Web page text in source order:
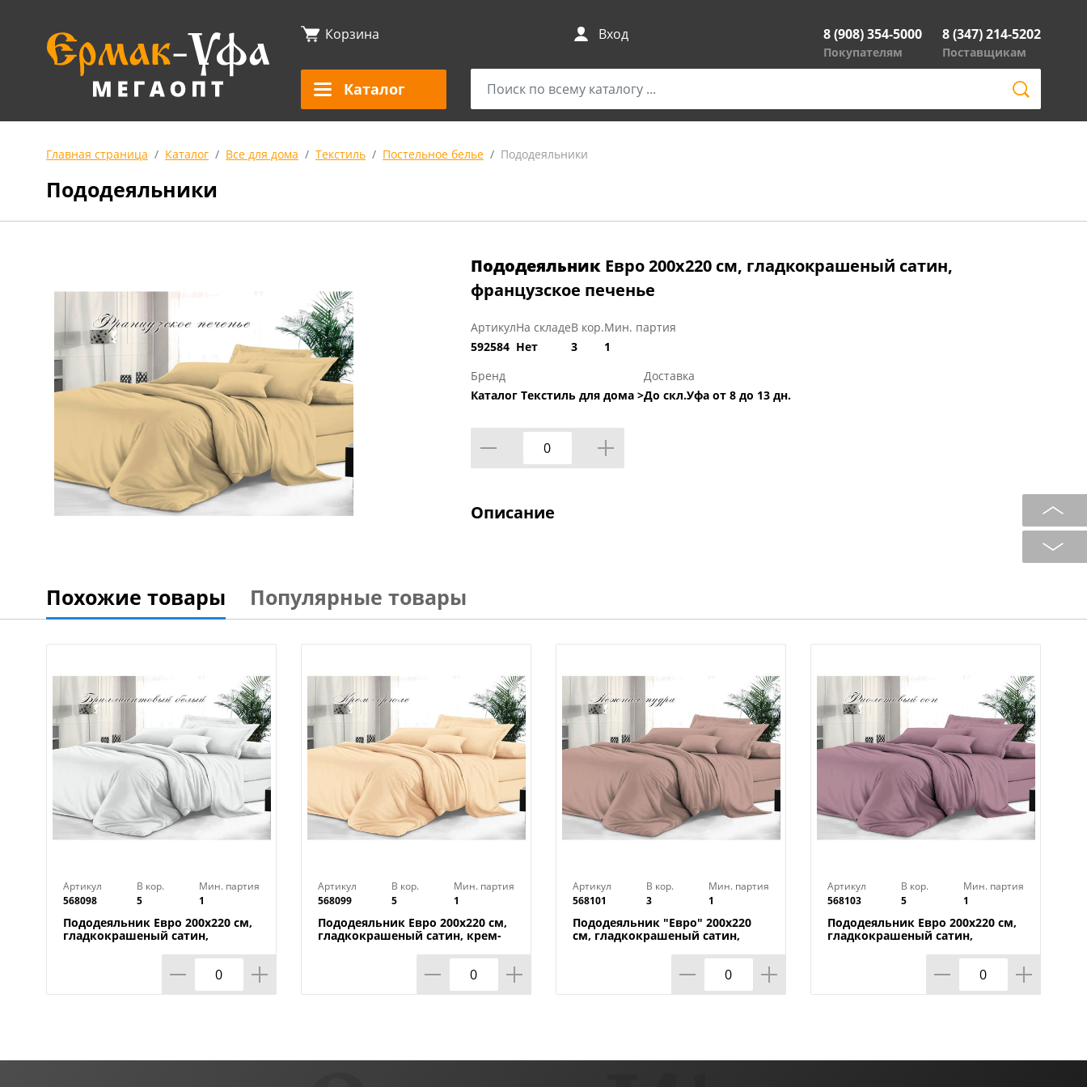
Корзина Вход 8 (908) 354-5000
Покупателям
8 (347) 214-5202
Поставщикам
Каталог
Главная страница Каталог Все для дома Текстиль Постельное белье Пододеяльники
Пододеяльники
Пододеяльник Евро 200х220 см, гладкокрашеный сатин,
французское печенье
Артикул
592584
На складе
Нет
В кор.
3
Мин. партия
1
Бренд
Каталог Текстиль для дома >
Доставка
До скл.Уфа от 8 до 13 дн.
Описание
Похожие товары Популярные товары
Артикул
568098
В кор.
5
Мин. партия
1
Пододеяльник Евро 200х220 см,
гладкокрашеный сатин,
Артикул
568099
В кор.
5
Мин. партия
1
Пододеяльник Евро 200х220 см,
гладкокрашеный сатин, крем-
Артикул
568101
В кор.
3
Мин. партия
1
Пододеяльник "Евро" 200х220
см, гладкокрашеный сатин,
Артикул
568103
В кор.
5
Мин. партия
1
Пододеяльник Евро 200х220 см,
гладкокрашеный сатин,